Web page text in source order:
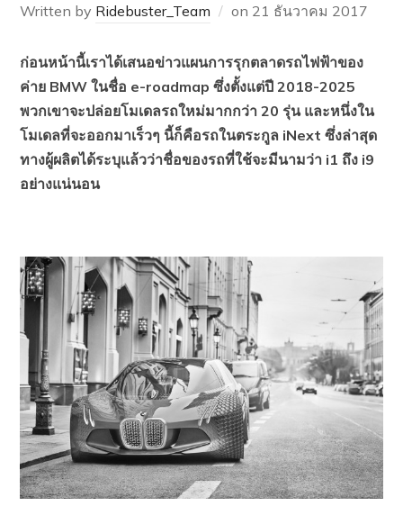
Written by Ridebuster_Team on 21 ธันวาคม 2017
ก่อนหน้านี้เราได้เสนอข่าวแผนการรุกตลาดรถไฟฟ้าของ
ค่าย BMW ในชื่อ e-roadmap ซึ่งตั้งแต่ปี 2018-2025
พวกเขาจะปล่อยโมเดลรถใหม่มากกว่า 20 รุ่น และหนึ่งใน
โมเดลที่จะออกมาเร็วๆ นี้ก็คือรถในตระกูล iNext ซึ่งล่าสุด
ทางผู้ผลิตได้ระบุแล้วว่าชื่อของรถที่ใช้จะมีนามว่า i1 ถึง i9
อย่างแน่นอน